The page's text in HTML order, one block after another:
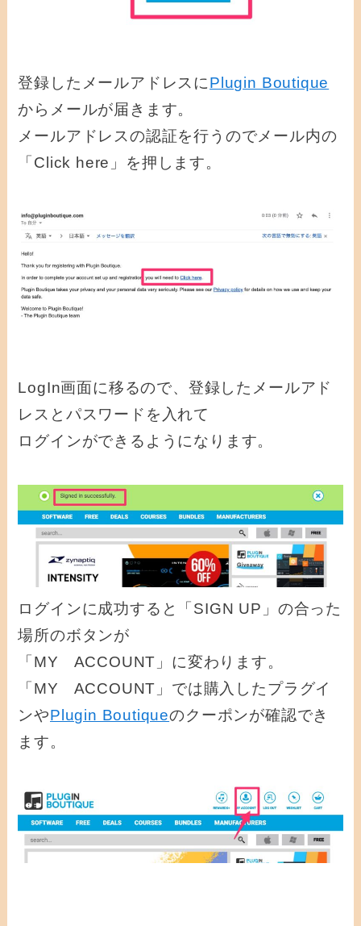
登録したメールアドレスにPlugin Boutique
からメールが届きます。
メールアドレスの認証を行うのでメール内の
「Click here」を押します。
LogIn画面に移るので、登録したメールアド
レスとパスワードを入れて
ログインができるようになります。
ログインに成功すると「SIGN UP」の合った
場所のボタンが
「MY ACCOUNT」に変わります。
「MY ACCOUNT」では購入したプラグイ
ンやPlugin Boutiqueのクーポンが確認でき
ます。